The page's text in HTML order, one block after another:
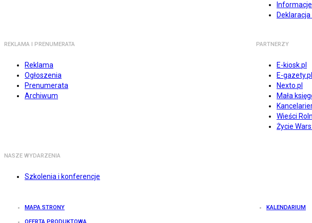
REKLAMA I PRENUMERATA
Reklama
Ogłoszenia
Prenumerata
Archiwum
PARTNERZY
E-kiosk.pl
E-gazety.pl
Nexto.pl
Mała
Wieści
Życie
NASZE WYDARZENIA
Szkolenia i konferencje
MAPA STRONY KALENDARIUM